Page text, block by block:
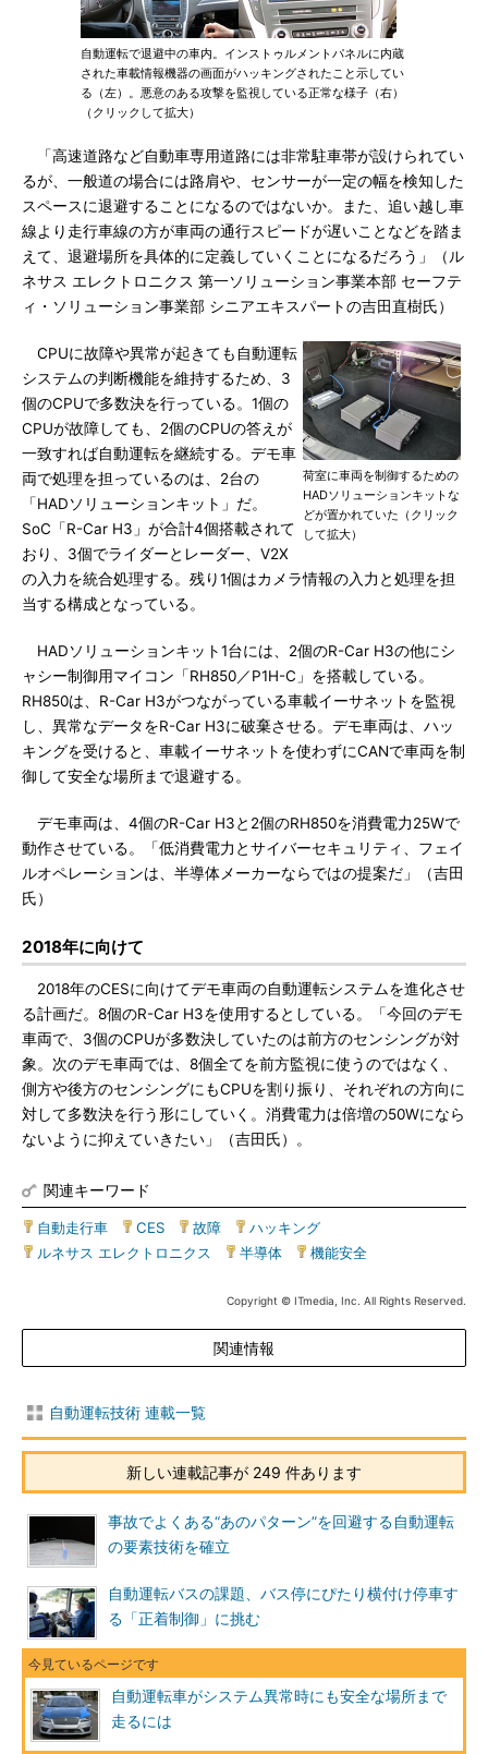
自動運転で退避中の車内。インストゥルメントパネルに内蔵
された車載情報機器の画面がハッキングされたこと示してい
る（左）。悪意のある攻撃を監視している正常な様子（右）
（クリックして拡大）
「高速道路など自動車専用道路には非常駐車帯が設けられてい
るが、一般道の場合には路肩や、センサーが一定の幅を検知した
スペースに退避することになるのではないか。また、追い越し車
線より走行車線の方が車両の通行スピードが遅いことなどを踏ま
えて、退避場所を具体的に定義していくことになるだろう」（ル
ネサス エレクトロニクス 第一ソリューション事業本部 セーフテ
ィ・ソリューション事業部 シニアエキスパートの吉田直樹氏）
荷室に車両を制御するための
HADソリューションキットな
どが置かれていた（クリック
して拡大）
CPUに故障や異常が起きても自動運転
システムの判断機能を維持するため、3
個のCPUで多数決を行っている。1個の
CPUが故障しても、2個のCPUの答えが
一致すれば自動運転を継続する。デモ車
両で処理を担っているのは、2台の
「HADソリューションキット」だ。
SoC「R-Car H3」が合計4個搭載されて
おり、3個でライダーとレーダー、V2X
の入力を統合処理する。残り1個はカメラ情報の入力と処理を担
当する構成となっている。
HADソリューションキット1台には、2個のR-Car H3の他にシ
ャシー制御用マイコン「RH850／P1H-C」を搭載している。
RH850は、R-Car H3がつながっている車載イーサネットを監視
し、異常なデータをR-Car H3に破棄させる。デモ車両は、ハッ
キングを受けると、車載イーサネットを使わずにCANで車両を制
御して安全な場所まで退避する。
デモ車両は、4個のR-Car H3と2個のRH850を消費電力25Wで
動作させている。「低消費電力とサイバーセキュリティ、フェイ
ルオペレーションは、半導体メーカーならではの提案だ」（吉田
氏）
2018年に向けて
2018年のCESに向けてデモ車両の自動運転システムを進化させ
る計画だ。8個のR-Car H3を使用するとしている。「今回のデモ
車両で、3個のCPUが多数決していたのは前方のセンシングが対
象。次のデモ車両では、8個全てを前方監視に使うのではなく、
側方や後方のセンシングにもCPUを割り振り、それぞれの方向に
対して多数決を行う形にしていく。消費電力は倍増の50Wになら
ないように抑えていきたい」（吉田氏）。
関連キーワード
自動走行車 CES 故障 ハッキング
ルネサス エレクトロニクス
半導体 機能安全
Copyright © ITmedia, Inc. All Rights Reserved.
関連情報
自動運転技術 連載一覧
新しい連載記事が 249 件あります
事故でよくある“あのパターン”を回避する自動運転
の要素技術を確立
自動運転バスの課題、バス停にぴたり横付け停車す
る「正着制御」に挑む
自動運転車がシステム異常時にも安全な場所まで
走るには